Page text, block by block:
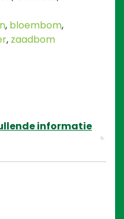
, bloembom,
, zaadbom
informatie